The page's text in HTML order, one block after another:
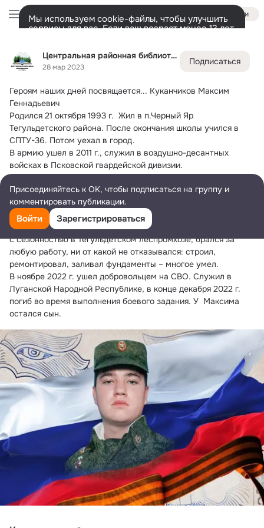
Центральная районная библиотека с.Тегульдет
28 мар 2023
Подписаться
Героям наших дней посвящается... Куканчиков Максим
Геннадьевич
Родился 21 октября 1993 г.  Жил в п.Черный Яр
Тегульдетского района. После окончания школы учился в
СПТУ-36. Потом уехал в город.
В армию ушел в 2011 г., служил в воздушно-десантных
войсках в Псковской гвардейской дивизии.
Работал в «Чулымлестрансе», во время навигации на
самоходке, был рулевым мотористом, водил плоты в Асино,
работал оператором на фронтальном погрузчике.
Потом работал в Тегульдетском леспромхозе на «буфере»,
работал в Асино на лесоперерабатывающем заводе. В связи
с сезонностью в Тегульдетском леспромхозе, брался за
любую работу, ни от какой не отказывался: строил,
ремонтировал, заливал фундаменты – многое умел.
В ноябре 2022 г. ушел добровольцем на СВО. Служил в
Луганской Народной Республике, в конце декабря 2022 г.
погиб во время выполнения боевого задания. У  Максима
остался сын.
Войти
Мы используем cookie-файлы, чтобы улучшить
сервисы для вас. Если ваш возраст менее 13 лет,
Разрешить все
Лента Участники 3.6K Ещё
Дополнительная
колонка
Всё1 114 Обсуждаемые
Присоединяйтесь к ОК, чтобы подписаться на группу и
комментировать публикации.
Войти Зарегистрироваться